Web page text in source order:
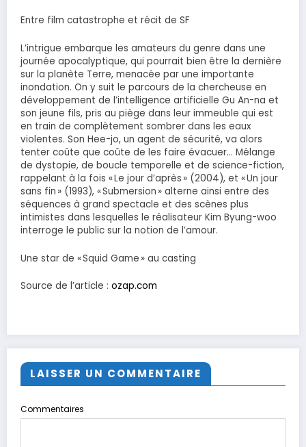
Entre film catastrophe et récit de SF
L’intrigue embarque les amateurs du genre dans une
journée apocalyptique, qui pourrait bien être la dernière
sur la planète Terre, menacée par une importante
inondation. On y suit le parcours de la chercheuse en
développement de l’intelligence artificielle Gu An-na et
son jeune fils, pris au piège dans leur immeuble qui est
en train de complètement sombrer dans les eaux
violentes. Son Hee-jo, un agent de sécurité, va alors
tenter coûte que coûte de les faire évacuer… Mélange
de dystopie, de boucle temporelle et de science-fiction,
rappelant à la fois « Le jour d’après » (2004), et « Un jour
sans fin » (1993), « Submersion » alterne ainsi entre des
séquences à grand spectacle et des scènes plus
intimistes dans lesquelles le réalisateur Kim Byung-woo
interroge le public sur la notion de l’amour.
Une star de « Squid Game » au casting
Source de l’article : ozap.com
LAISSER UN COMMENTAIRE
Commentaires